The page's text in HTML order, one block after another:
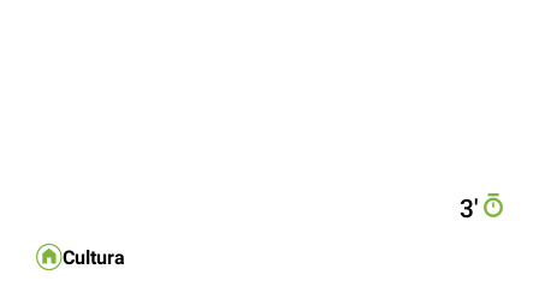
3′
Cultura